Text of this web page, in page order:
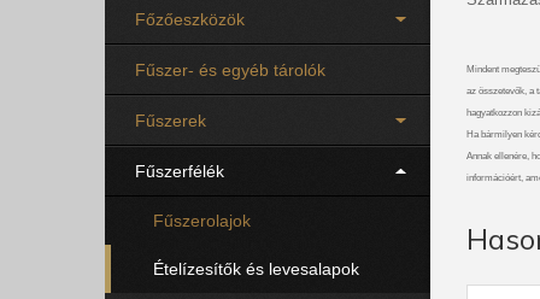
Főzőeszközök
Fűszer- és egyéb tárolók
Fűszerek
Fűszerfélék
Fűszerolajok
Ételízesítők és levesalapok
Mindent
az összetevők, a
hagyatkozzon
Ha bármilyen
Annak ellenére,
információért,